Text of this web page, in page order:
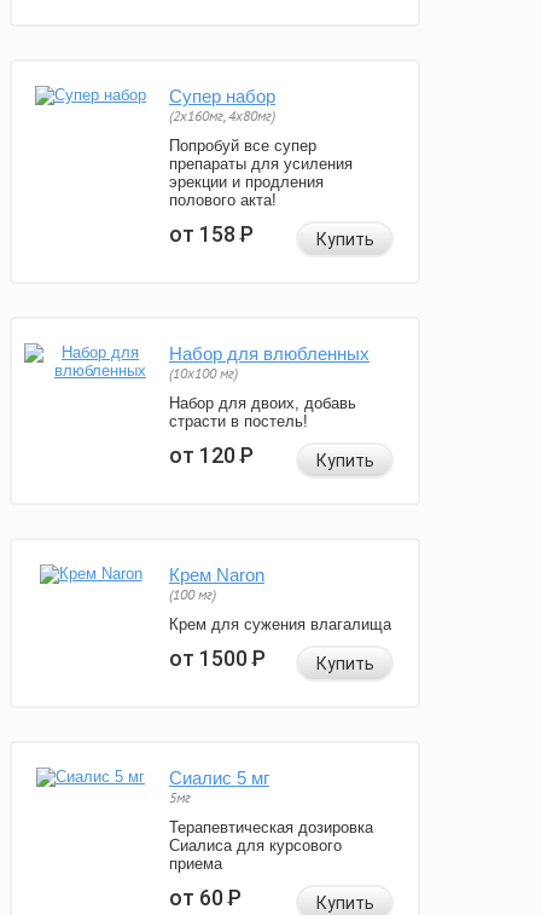
Супер набор
(2х160мг, 4х80мг)
Попробуй все супер
препараты для усиления
эрекции и продления
полового акта!
от 158Р Купить
Набор для влюбленных
(10х100 мг)
Набор для двоих, добавь
страсти в постель!
от 120Р Купить
Крем Naron
(100 мг)
Крем для сужения влагалища
от 1500Р Купить
Сиалис 5 мг
5мг
Терапевтическая дозировка
Сиалиса для курсового
приема
от 60Р Купить